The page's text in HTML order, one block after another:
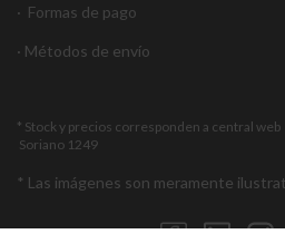
· Formas de pago
· Métodos de envío
* Stock y precios corresponden a central web
Soriano 1249
* Las imágenes son meramente